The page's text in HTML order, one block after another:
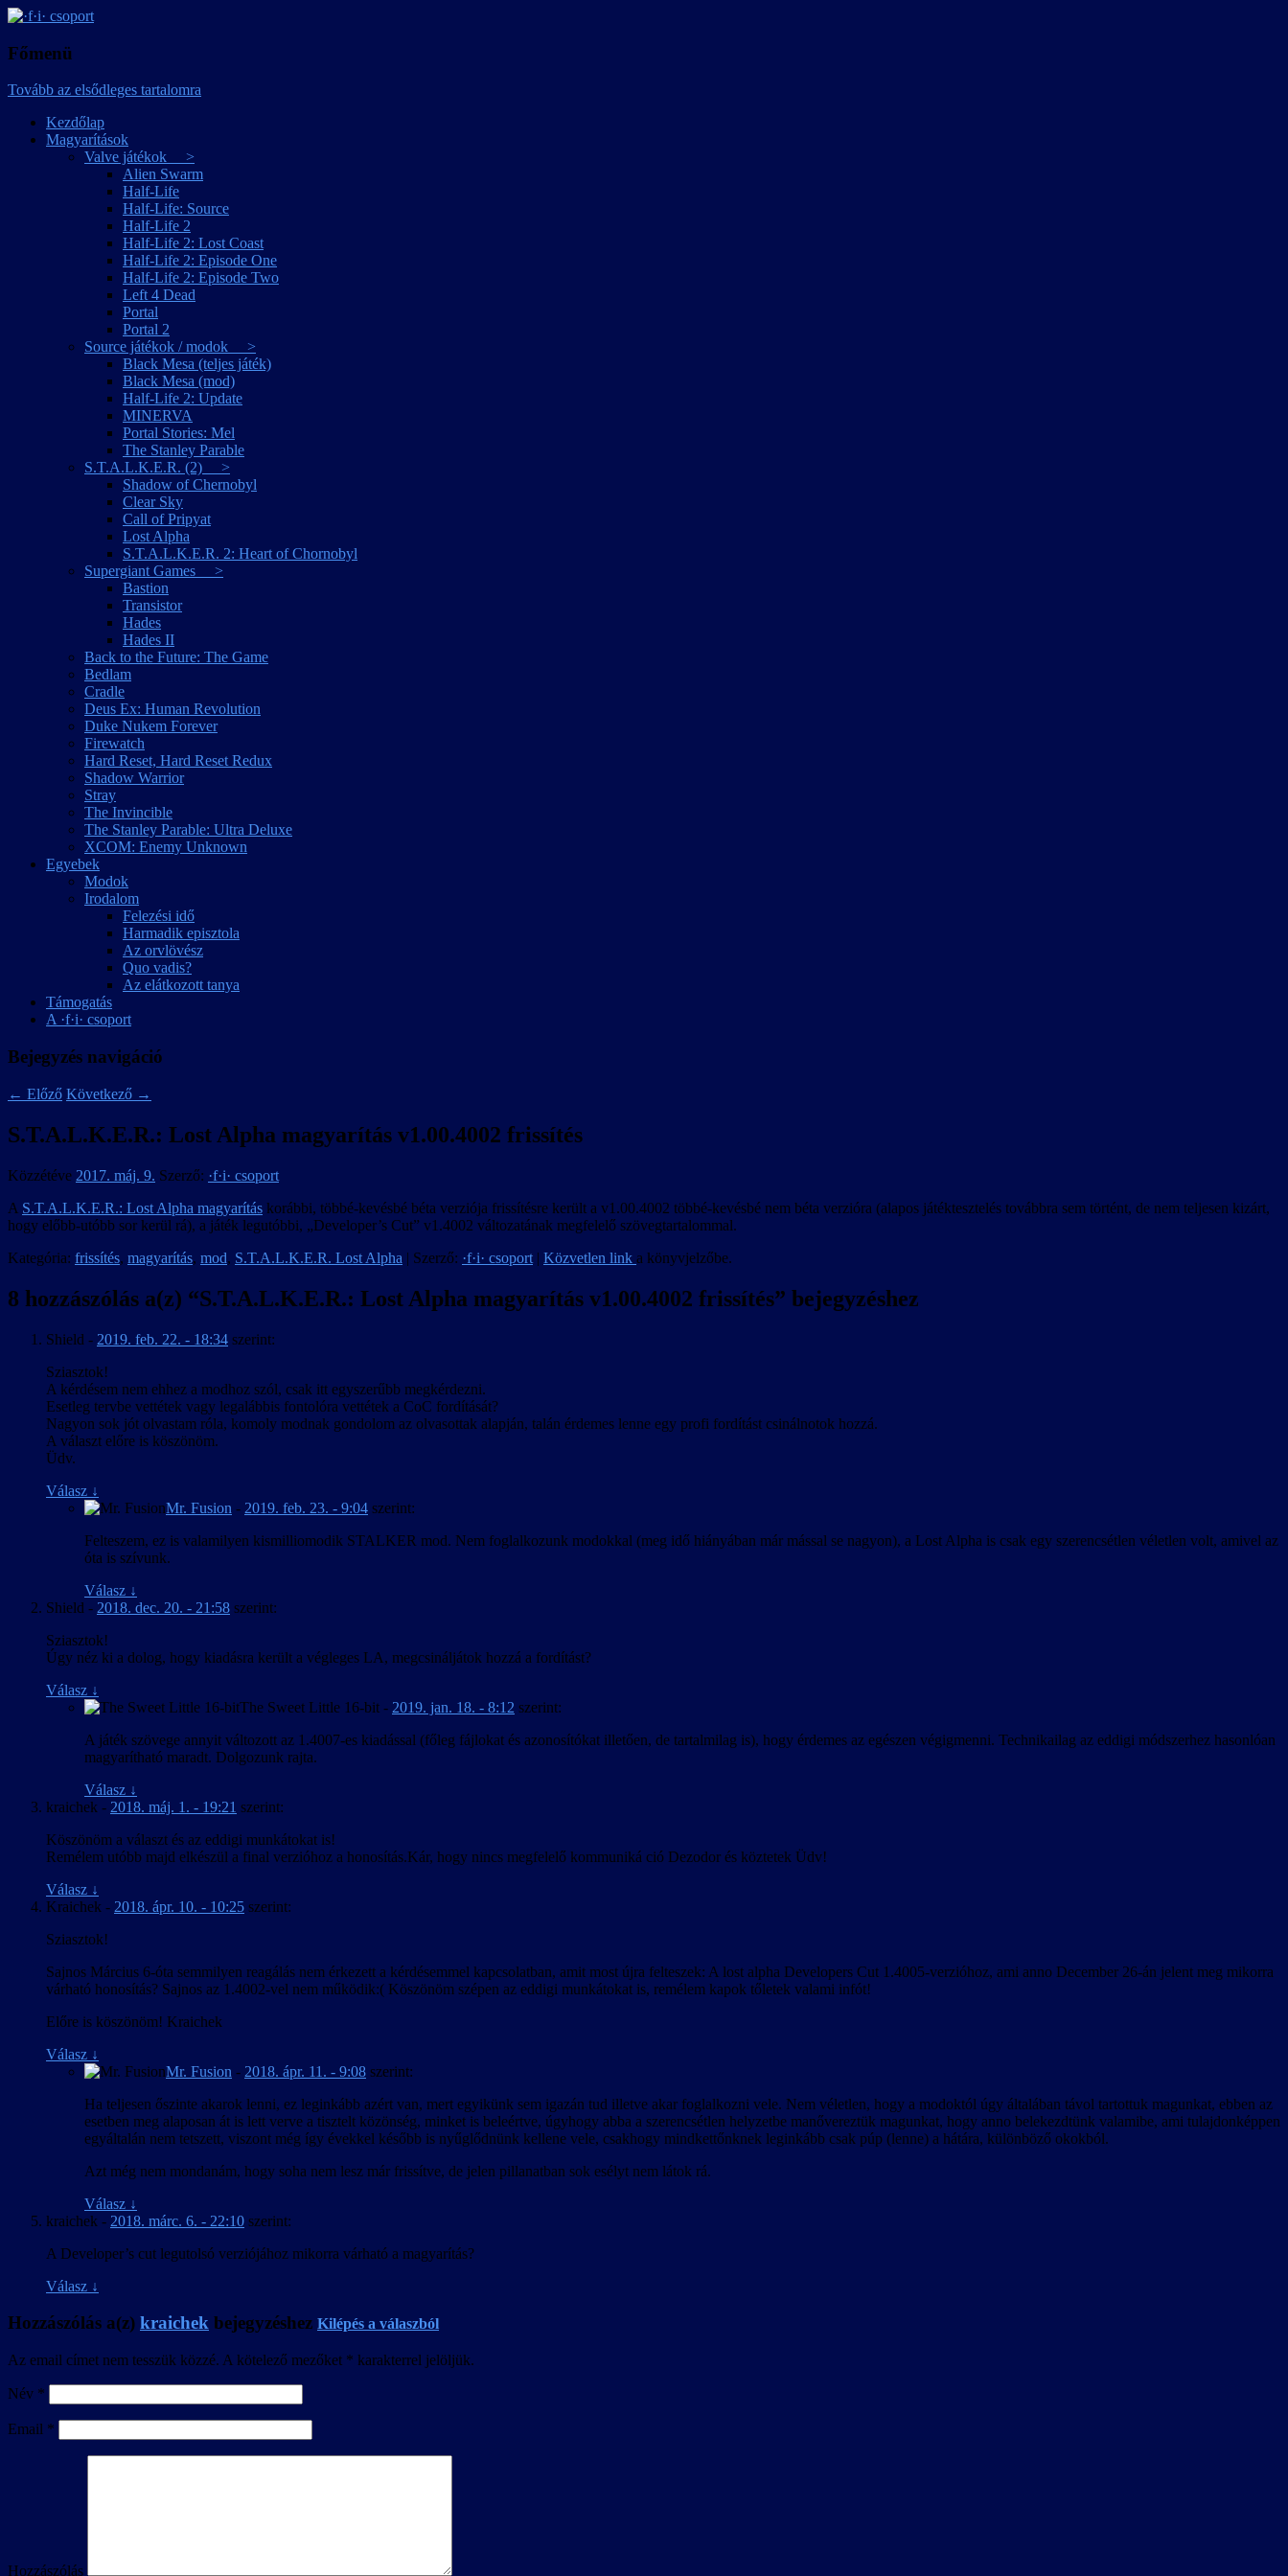
·f·i· csoport
Főmenü
Tovább az elsődleges tartalomra
Kezdőlap
Magyarítások
Valve játékok >
Alien Swarm
Half-Life
Half-Life: Source
Half-Life 2
Half-Life 2: Lost Coast
Half-Life 2: Episode One
Half-Life 2: Episode Two
Left 4 Dead
Portal
Portal 2
Source játékok / modok >
Black Mesa (teljes játék)
Black Mesa (mod)
Half-Life 2: Update
MINERVA
Portal Stories: Mel
The Stanley Parable
S.T.A.L.K.E.R. (2) >
Shadow of Chernobyl
Clear Sky
Call of Pripyat
Lost Alpha
S.T.A.L.K.E.R. 2: Heart of Chornobyl
Supergiant Games >
Bastion
Transistor
Hades
Hades II
Back to the Future: The Game
Bedlam
Cradle
Deus Ex: Human Revolution
Duke Nukem Forever
Firewatch
Hard Reset, Hard Reset Redux
Shadow Warrior
Stray
The Invincible
The Stanley Parable: Ultra Deluxe
XCOM: Enemy Unknown
Egyebek
Modok
Irodalom
Felezési idő
Harmadik episztola
Az orvlövész
Quo vadis?
Az elátkozott tanya
Támogatás
A ·f·i· csoport
Bejegyzés navigáció
← Előző Következő →
S.T.A.L.K.E.R.: Lost Alpha magyarítás v1.00.4002 frissítés
Közzétéve 2017. máj. 9. Szerző: ·f·i· csoport
A S.T.A.L.K.E.R.: Lost Alpha magyarítás korábbi, többé-kevésbé béta verziója frissítésre került a v1.00.4002 többé-kevésbé nem béta verzióra (alapos játéktesztelés továbbra sem történt, de nem teljesen kizárt,
hogy előbb-utóbb sor kerül rá), a játék legutóbbi, „Developer’s Cut” v1.4002 változatának megfelelő szövegtartalommal.
Kategória: frissítés, magyarítás, mod, S.T.A.L.K.E.R. Lost Alpha | Szerző: ·f·i· csoport | Közvetlen link a könyvjelzőbe.
8 hozzászólás a(z) “S.T.A.L.K.E.R.: Lost Alpha magyarítás v1.00.4002 frissítés” bejegyzéshez
Shield - 2019. feb. 22. - 18:34 szerint:
Sziasztok!
A kérdésem nem ehhez a modhoz szól, csak itt egyszerűbb megkérdezni.
Esetleg tervbe vettétek vagy legalábbis fontolóra vettétek a CoC fordítását?
Nagyon sok jót olvastam róla, komoly modnak gondolom az olvasottak alapján, talán érdemes lenne egy profi fordítást csinálnotok hozzá.
A választ előre is köszönöm.
Üdv.
Válasz ↓
Mr. Fusion - 2019. feb. 23. - 9:04 szerint:
Felteszem, ez is valamilyen kismilliomodik STALKER mod. Nem foglalkozunk modokkal (meg idő hiányában már mással se nagyon), a Lost Alpha is csak egy szerencsétlen véletlen volt, amivel az
óta is szívunk.
Válasz ↓
Shield - 2018. dec. 20. - 21:58 szerint:
Sziasztok!
Úgy néz ki a dolog, hogy kiadásra került a végleges LA, megcsináljátok hozzá a fordítást?
Válasz ↓
The Sweet Little 16-bit - 2019. jan. 18. - 8:12 szerint:
A játék szövege annyit változott az 1.4007-es kiadással (főleg fájlokat és azonosítókat illetően, de tartalmilag is), hogy érdemes az egészen végigmenni. Technikailag az eddigi módszerhez hasonlóan
magyarítható maradt. Dolgozunk rajta.
Válasz ↓
kraichek - 2018. máj. 1. - 19:21 szerint:
Köszönöm a választ és az eddigi munkátokat is!
Remélem utóbb majd elkészül a final verzióhoz a honosítás.Kár, hogy nincs megfelelő kommuniká ció Dezodor és köztetek Üdv!
Válasz ↓
Kraichek - 2018. ápr. 10. - 10:25 szerint:
Sziasztok!
Sajnos Március 6-óta semmilyen reagálás nem érkezett a kérdésemmel kapcsolatban, amit most újra felteszek: A lost alpha Developers Cut 1.4005-verzióhoz, ami anno December 26-án jelent meg mikorra
várható honosítás? Sajnos az 1.4002-vel nem működik:( Köszönöm szépen az eddigi munkátokat is, remélem kapok tőletek valami infót!
Előre is köszönöm! Kraichek
Válasz ↓
Mr. Fusion - 2018. ápr. 11. - 9:08 szerint:
Ha teljesen őszinte akarok lenni, ez leginkább azért van, mert egyikünk sem igazán tud illetve akar foglalkozni vele. Nem véletlen, hogy a modoktól úgy általában távol tartottuk magunkat, ebben az
esetben meg alaposan át is lett verve a tisztelt közönség, minket is beleértve, úgyhogy abba a szerencsétlen helyzetbe manővereztük magunkat, hogy anno belekezdtünk valamibe, ami tulajdonképpen
egyáltalán nem tetszett, viszont még így évekkel később is nyűglődnünk kellene vele, csakhogy mindkettőnknek leginkább csak púp (lenne) a hátára, különböző okokból.
Azt még nem mondanám, hogy soha nem lesz már frissítve, de jelen pillanatban sok esélyt nem látok rá.
Válasz ↓
kraichek - 2018. márc. 6. - 22:10 szerint:
A Developer’s cut legutolsó verziójához mikorra várható a magyarítás?
Válasz ↓
Hozzászólás a(z) kraichek bejegyzéshez Kilépés a válaszból
Az email címet nem tesszük közzé. A kötelező mezőket * karakterrel jelöljük.
Név *
Email *
Hozzászólás